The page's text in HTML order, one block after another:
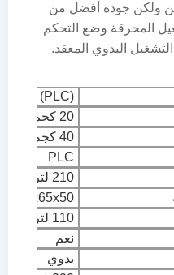
ولكن جودة أفضل من
المحرقة وضع التحكم
TS20 (PLC)
20 كجم / ساعة
40 كجم
PLC
210 لتر
65x65x50 سم
110 لتر
نعم
يدوي